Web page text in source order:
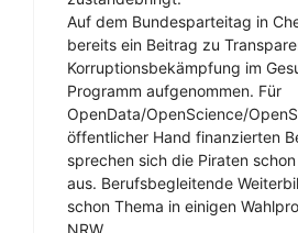
Auf dem Bundesparteitag in
bereits ein Beitrag zu
Korruptionsbekämpfung im
Programm aufgenommen. Für
OpenData/OpenScience/
öffentlicher Hand finanzierten
sprechen sich die Piraten
aus. Berufsbegleitende
schon Thema in einigen
NRW.